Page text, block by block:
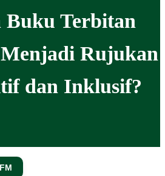
Terbitan
Rujukan
dan Inklusif?